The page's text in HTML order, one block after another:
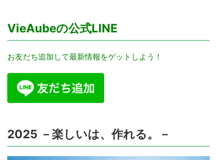
VieAubeの公式LINE
お友だち追加して最新情報をゲットしよう！
2025 －楽しいは、作れる。－